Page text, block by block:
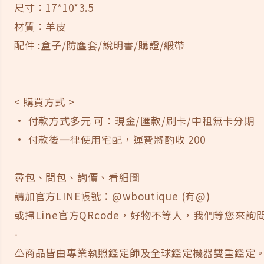
尺寸：17*10*3.5
材質：羊皮
配件 :盒子/防塵套/說明書/購證/緞帶
< 購買方式 >
· 付款方式多元 可：現金/匯款/刷卡/中租無卡分期
· 付款後一律使用宅配，運費將酌收 200
尋包、問包、詢價、看細圖
請加官方LINE帳號：@wboutique (有@)
或掃Line官方QRcode，好物不等人，我們等您來詢
-
⚠️商品皆由專業執照鑑定師及全球鑑定機器雙重鑑定